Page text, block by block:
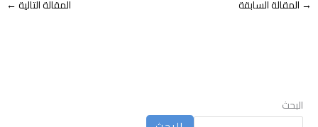
→ المقالة السابقة المقالة التالية←
البحث